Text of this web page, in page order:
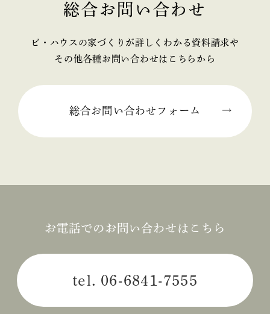
2025年02月 (2)
2025年01月 (1)
2024年11月 (1)
2024年10月 (1)
2024年06月 (1)
2024年04月 (3)
2024年03月 (2)
総合お問い合わせ
ビ・ハウスの家づくりが詳しくわかる資料請求や
その他各種お問い合わせはこちらから
総合お問い合わせフォーム
お電話でのお問い合わせはこちら
tel. 06-6841-7555